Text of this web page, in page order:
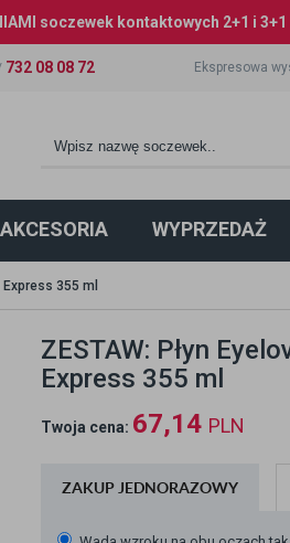
soczewek kontaktowych 2+1 i
732 08 08 72 Ekspresowa
WYPRZEDAŻ
355 ml
ZESTAW: Płyn
Express 355 ml
Twoja cena: 67,14 PLN
ZAKUP JEDNORAZOWY